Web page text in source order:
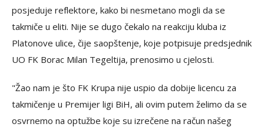
posjeduje reflektore, kako bi nesmetano mogli da se
takmiče u eliti. Nije se dugo čekalo na reakciju kluba iz
Platonove ulice, čije saopštenje, koje potpisuje predsjednik
UO FK Borac Milan Tegeltija, prenosimo u cjelosti.
"Žao nam je što FK Krupa nije uspio da dobije licencu za
takmičenje u Premijer ligi BiH, ali ovim putem želimo da se
osvrnemo na optužbe koje su izrečene na račun našeg